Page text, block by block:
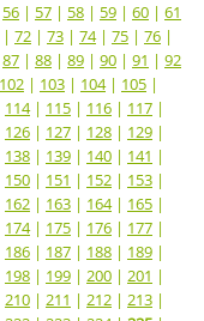
56 | 57 | 58 | 59 | 60 | 61
| 72 | 73 | 74| 75 | 76 |
87 | 88 | 89 | 90 | 91 | 92
102 | 103 | 104| 105 |
114| 115 | 116 | 117 |
126 | 127 | 128 | 129 |
138 | 139 | 140 | 141 |
150 | 151 | 152 | 153 |
162 | 163 | 164| 165 |
174| 175 | 176 | 177 |
186 | 187 | 188 | 189 |
198 | 199 | 200 | 201 |
210 | 211 | 212 | 213 |